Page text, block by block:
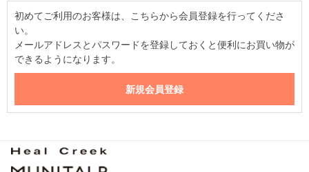
初めてご利用のお客様は、こちらから会員登録を行ってくださ
い。
メールアドレスとパスワードを登録しておくと便利にお買い物が
できるようになります。